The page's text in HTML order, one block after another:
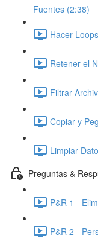
Fuentes (2:38)
Hacer
Retener el
Filtrar
Copiar y
Limpiar
Preguntas &
P&R 1 -
P&R 2 -